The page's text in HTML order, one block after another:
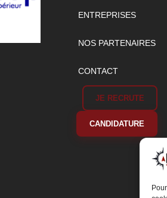
ENTREPRISES
NOS PARTENAIRES
CONTACT
JE RECRUTE
CANDIDATURE